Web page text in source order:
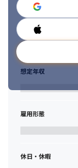
勤務時間
想定年収
雇用形態
休日・休暇